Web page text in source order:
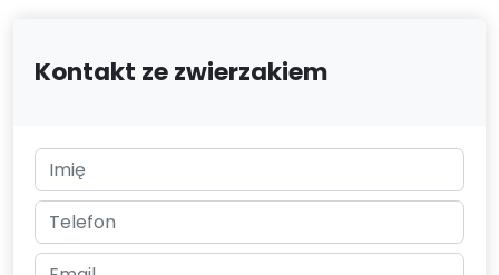
Kontakt ze zwierzakiem